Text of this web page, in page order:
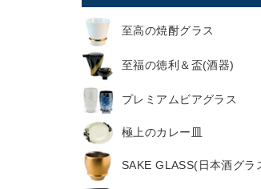
至高の焼酎グラス
至福の徳利＆盃(酒器)
プレミアムビアグラス
極上のカレー皿
SAKE GLASS(日本酒グラ